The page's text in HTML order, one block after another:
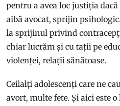
pentru a avea loc justiția
aibă avocat, sprijin
la sprijinul privind
chiar lucrăm și cu tații pe
violenței, relații sănătoase.
Ceilalți adolescenți care ne
avort, multe fete. Și aici este